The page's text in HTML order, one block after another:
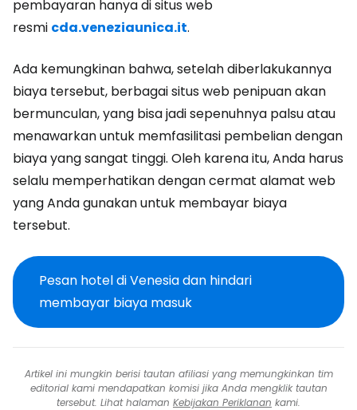
pembayaran hanya di situs web
resmi cda.veneziaunica.it.
Ada kemungkinan bahwa, setelah diberlakukannya
biaya tersebut, berbagai situs web penipuan akan
bermunculan, yang bisa jadi sepenuhnya palsu atau
menawarkan untuk memfasilitasi pembelian dengan
biaya yang sangat tinggi. Oleh karena itu, Anda harus
selalu memperhatikan dengan cermat alamat web
yang Anda gunakan untuk membayar biaya
tersebut.
Pesan hotel di Venesia dan hindari
membayar biaya masuk
Artikel ini mungkin berisi tautan afiliasi yang memungkinkan tim
editorial kami mendapatkan komisi jika Anda mengklik tautan
tersebut. Lihat halaman Kebijakan Periklanan kami.